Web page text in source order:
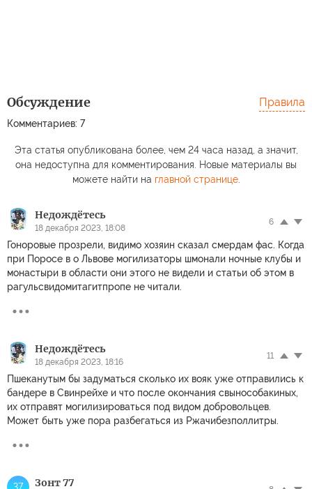
Обсуждение
Комментариев: 7
Правила
Эта статья опубликована более, чем 24 часа назад, а значит,
она недоступна для комментирования. Новые материалы вы
можете найти на главной странице.
Недождётесь
18 декабря 2023, 18:08
6
Гоноровые прозрели, видимо хозяин сказал смердам фас. Когда
при Поросе в о Львове могилизаторы шмонали ночные клубы и
монастыри в области они этого не видели и статьи об этом в
рагульсвидомитагитпропе не читали.
Недождётесь
18 декабря 2023, 18:16
11
Пшеканутым бы задуматься сколько их вояк уже отправились к
бандере в Свинрейхе и что после окончания свынособакиных,
их отправят могилизироваться под видом добровольцев.
Может быть уже пора разбегаться из Ржачибезполлитры.
З7 Зонт 77